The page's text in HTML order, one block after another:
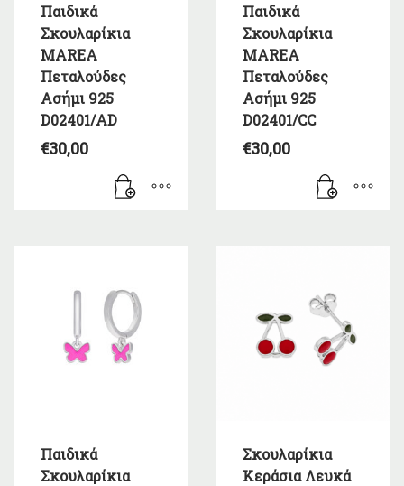
Παιδικά
Σκουλαρίκια
MAREA
Πεταλούδες
Ασήμι 925
D02401/AD
€30,00
Παιδικά
Σκουλαρίκια
MAREA
Πεταλούδες
Ασήμι 925
D02401/CC
€30,00
Παιδικά
Σκουλαρίκια
Σκουλαρίκια
Κεράσια Λευκά